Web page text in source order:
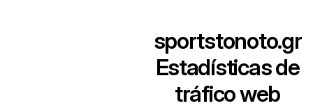
sportstonoto.gr
Estadísticas de
tráfico web